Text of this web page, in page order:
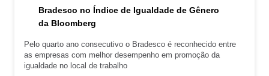
Bradesco no Índice de Igualdade de Gênero
da Bloomberg
Pelo quarto ano consecutivo o Bradesco é reconhecido entre
as empresas com melhor desempenho em promoção da
igualdade no local de trabalho